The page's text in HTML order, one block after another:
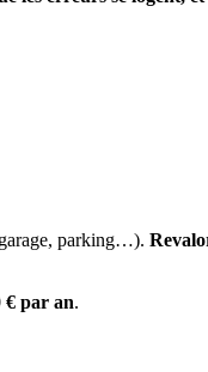
parking…).
€ par an.